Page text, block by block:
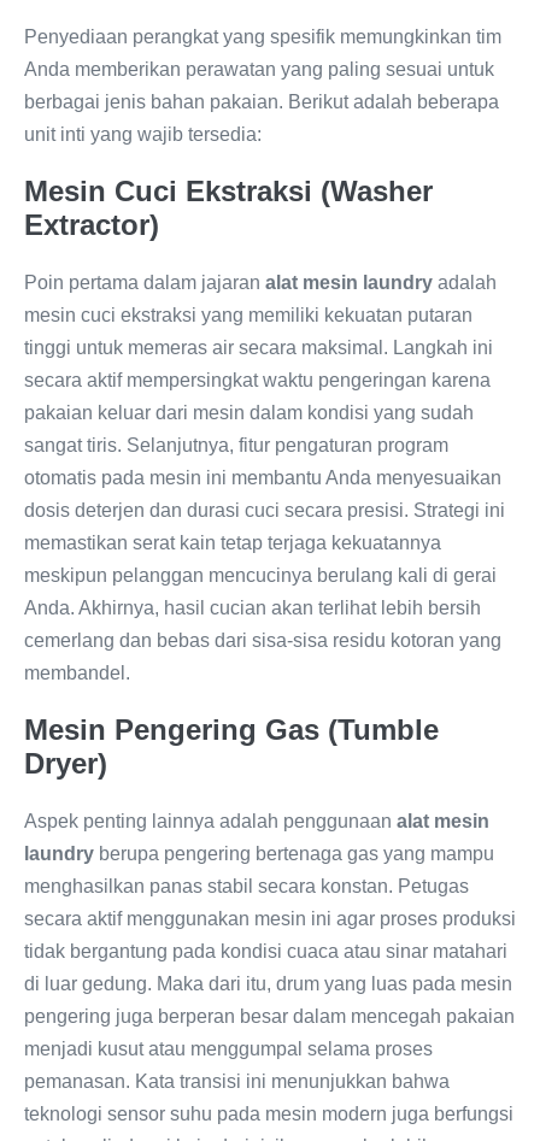
Penyediaan perangkat yang spesifik memungkinkan tim
Anda memberikan perawatan yang paling sesuai untuk
berbagai jenis bahan pakaian. Berikut adalah beberapa
unit inti yang wajib tersedia:
Mesin Cuci Ekstraksi (Washer
Extractor)
Poin pertama dalam jajaran alat mesin laundry adalah
mesin cuci ekstraksi yang memiliki kekuatan putaran
tinggi untuk memeras air secara maksimal. Langkah ini
secara aktif mempersingkat waktu pengeringan karena
pakaian keluar dari mesin dalam kondisi yang sudah
sangat tiris. Selanjutnya, fitur pengaturan program
otomatis pada mesin ini membantu Anda menyesuaikan
dosis deterjen dan durasi cuci secara presisi. Strategi ini
memastikan serat kain tetap terjaga kekuatannya
meskipun pelanggan mencucinya berulang kali di gerai
Anda. Akhirnya, hasil cucian akan terlihat lebih bersih
cemerlang dan bebas dari sisa-sisa residu kotoran yang
membandel.
Mesin Pengering Gas (Tumble
Dryer)
Aspek penting lainnya adalah penggunaan alat mesin
laundry berupa pengering bertenaga gas yang mampu
menghasilkan panas stabil secara konstan. Petugas
secara aktif menggunakan mesin ini agar proses produksi
tidak bergantung pada kondisi cuaca atau sinar matahari
di luar gedung. Maka dari itu, drum yang luas pada mesin
pengering juga berperan besar dalam mencegah pakaian
menjadi kusut atau menggumpal selama proses
pemanasan. Kata transisi ini menunjukkan bahwa
teknologi sensor suhu pada mesin modern juga berfungsi